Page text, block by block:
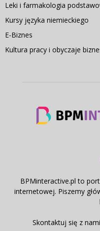
Leki i farmakologia
Kursy języka niemieckiego
E-Biznes
Kultura pracy i obyczaje
BPMinteractive.pl to
internetowej. Piszemy
Skontaktuj się z